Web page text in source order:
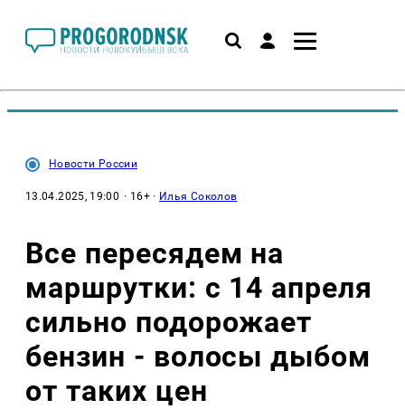
Новости России
13.04.2025, 19:00 · 16+ · Илья Соколов
Все пересядем на
маршрутки: с 14 апреля
сильно подорожает
бензин - волосы дыбом
от таких цен